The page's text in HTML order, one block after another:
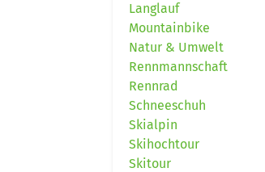
Langlauf
Mountainbike
Natur & Umwelt
Rennmannschaft
Rennrad
Schneeschuh
Skialpin
Skihochtour
Skitour